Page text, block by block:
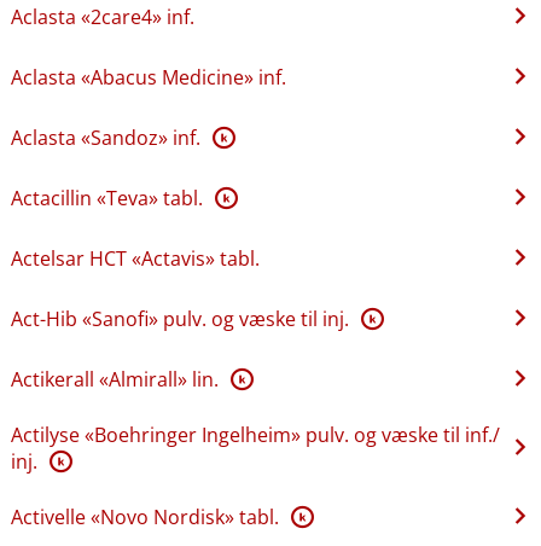
Aclasta «2care4» inf.
Aclasta «Abacus Medicine» inf.
Aclasta «Sandoz» inf. K
Actacillin «Teva» tabl. K
Actelsar HCT «Actavis» tabl.
Act-Hib «Sanofi» pulv. og væske til inj. K
Actikerall «Almirall» lin. K
Actilyse «Boehringer Ingelheim» pulv. og væske til inf.​/​
inj. K
Activelle «Novo Nordisk» tabl. K